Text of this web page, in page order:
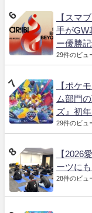
【スマ
手がGW
ー優勝
29件のビュ
【ポケ
ム部門
ズ』初
29件のビュ
【2026
ーツに
28件のビュ